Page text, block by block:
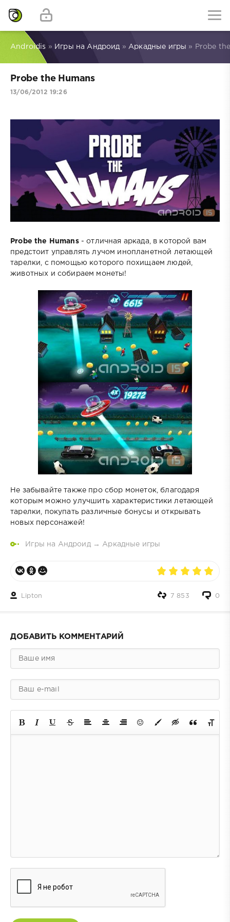
Androidis » Игры на Андроид » Аркадные игры » Probe
Probe the Humans
13/06/2012 19:26
Probe the Humans- отличная аркада, в которой вам
предстоит управлять лучом инопланетной летающей
тарелки, с помощью которого похищаем людей,
животных и собираем монеты!
Не забывайте также про сбор монеток, благодаря
которым можно улучшить характеристики летающей
тарелки, покупать различные бонусы и открывать
новых персонажей!
Игры на Андроид → Аркадные игры
Lipton 0
7 853
ДОБАВИТЬ КОММЕНТАРИЙ